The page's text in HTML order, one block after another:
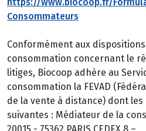
Consommateurs
Conformément aux
consommation concernant le
litiges, Biocoop adhère au
consommation la FEVAD
de la vente à distance) dont
suivantes : Médiateur de la